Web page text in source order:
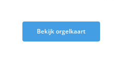
Bekijk orgelkaart